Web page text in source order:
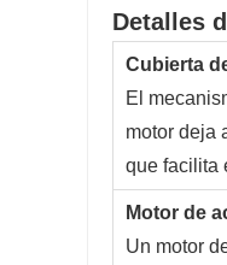
Detalles
Cubierta
El
motor deja
que facilita
Motor de
Un motor